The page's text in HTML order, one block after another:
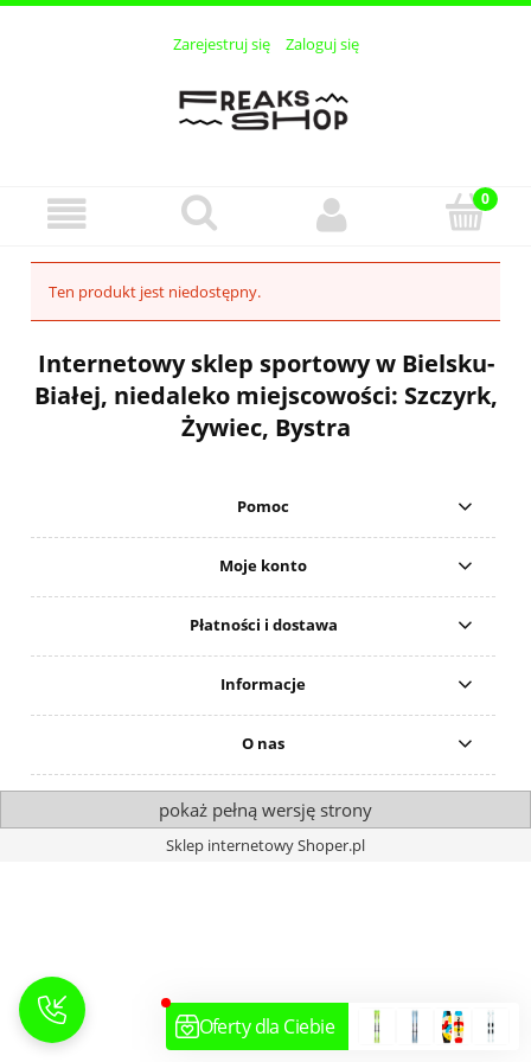
Zarejestruj się Zaloguj się
Ten produkt jest niedostępny.
Internetowy sklep sportowy w Bielsku-
Białej, niedaleko miejscowości: Szczyrk,
Żywiec, Bystra
Pomoc
Moje konto
Płatności i dostawa
Informacje
O nas
pokaż pełną wersję strony
Sklep internetowy Shoper.pl